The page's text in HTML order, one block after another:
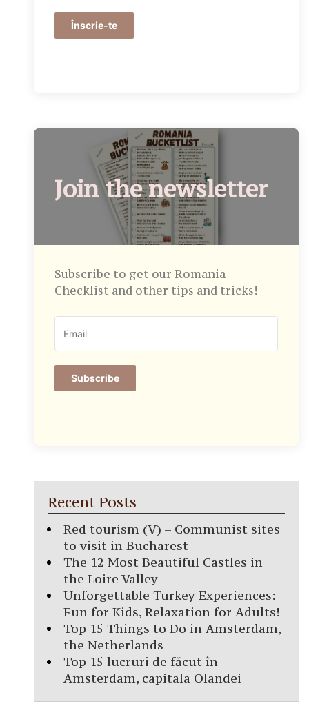
Înscrie-te
Join the newsletter
Subscribe to get our Romania
Checklist and other tips and tricks!
Subscribe
Recent Posts
Red tourism (V) – Communist sites
to visit in Bucharest
The 12 Most Beautiful Castles in
the Loire Valley
Unforgettable Turkey Experiences:
Fun for Kids, Relaxation for Adults!
Top 15 Things to Do in Amsterdam,
the Netherlands
Top 15 lucruri de făcut în
Amsterdam, capitala Olandei